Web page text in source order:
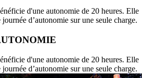
d'une autonomie de 20 heures. Elle
d’autonomie sur une seule charge.
d'une autonomie de 20 heures. Elle
d’autonomie sur une seule charge.